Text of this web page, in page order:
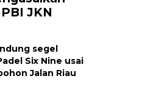
JKN
segel
Six Nine usai
Jalan Riau